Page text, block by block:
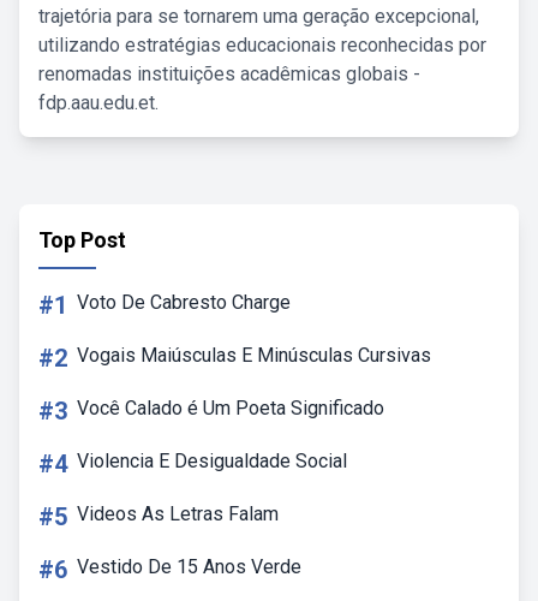
trajetória para se tornarem uma geração excepcional,
utilizando estratégias educacionais reconhecidas por
renomadas instituições acadêmicas globais -
fdp.aau.edu.et.
Top Post
#1 Voto De Cabresto Charge
#2 Vogais Maiúsculas E Minúsculas Cursivas
#3 Você Calado é Um Poeta Significado
#4 Violencia E Desigualdade Social
#5 Videos As Letras Falam
#6 Vestido De 15 Anos Verde